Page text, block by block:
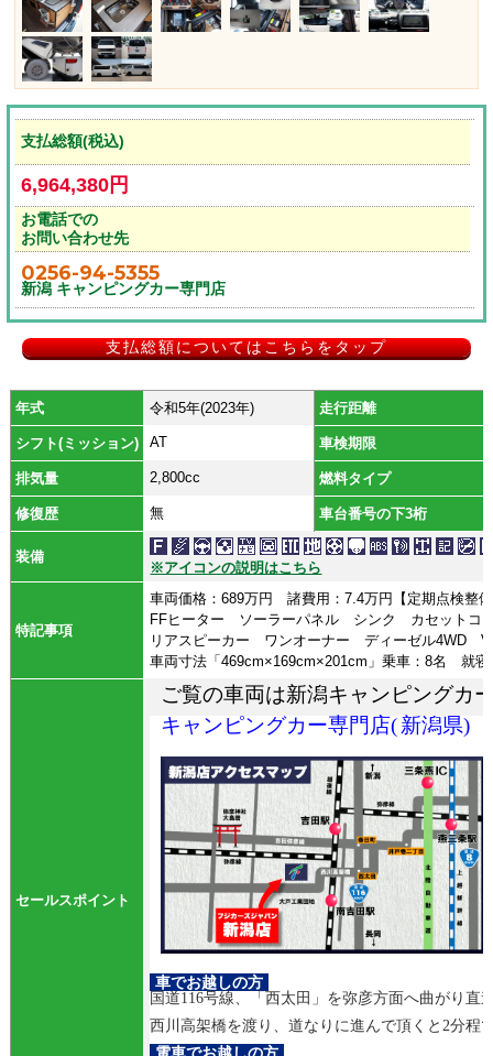
支払総額(税込)
6,964,380円
お電話での
お問い合わせ先
0256-94-5355
新潟 キャンピングカー専門店
支払総額についてはこちらをタップ
年式 令和5年(2023年) 走行距離
シフト(ミッション) AT 車検期限
排気量 2,800cc 燃料タイプ
修復歴 無 車台番号の下3桁
装備
※アイコンの説明はこちら
特記事項
車両価格：689万円 諸費用：7.4万円【定期点検整
FFヒーター ソーラーパネル シンク カセット
リアスピーカー ワンオーナー ディーゼル4WD
車両寸法「469cm×169cm×201cm」乗車：8名 就
セールスポイント
ご覧の車両は新潟キャンピングカ
キャンピングカー専門店(新潟県)
車でお越しの方
国道116号線、「西太田」を弥彦方面へ曲がり直
西川高架橋を渡り、道なりに進んで頂くと2分程